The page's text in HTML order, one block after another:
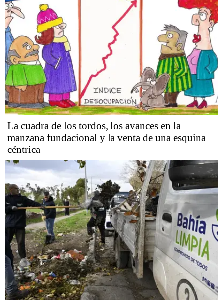
La cuadra de los tordos, los avances en la
manzana fundacional y la venta de una esquina
céntrica